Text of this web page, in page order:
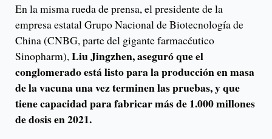
En la misma rueda de prensa, el presidente de la
empresa estatal Grupo Nacional de Biotecnología de
China (CNBG, parte del gigante farmacéutico
Sinopharm),Liu Jingzhen, aseguró que el
conglomerado está listo para la producción en masa
de la vacuna una vez terminen las pruebas, y que
tiene capacidad para fabricar más de 1.000 millones
de dosis en 2021.